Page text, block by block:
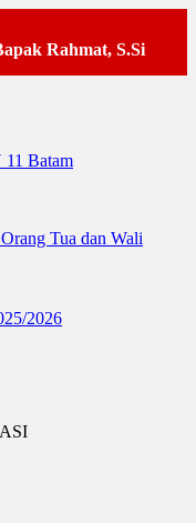
Rahmat, S.Si
Batam
Tua dan Wali
2026